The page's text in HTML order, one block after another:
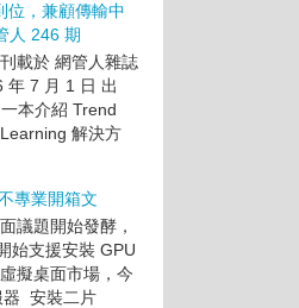
位，兼顧傳輸中
人 246 期
載於 網管人雜誌
年 7 月 1 日 出
本介紹 Trend
解決方
專業開箱文
議題開始發酵，
始支援安裝 GPU
擬桌面市場，今
器 安裝二片